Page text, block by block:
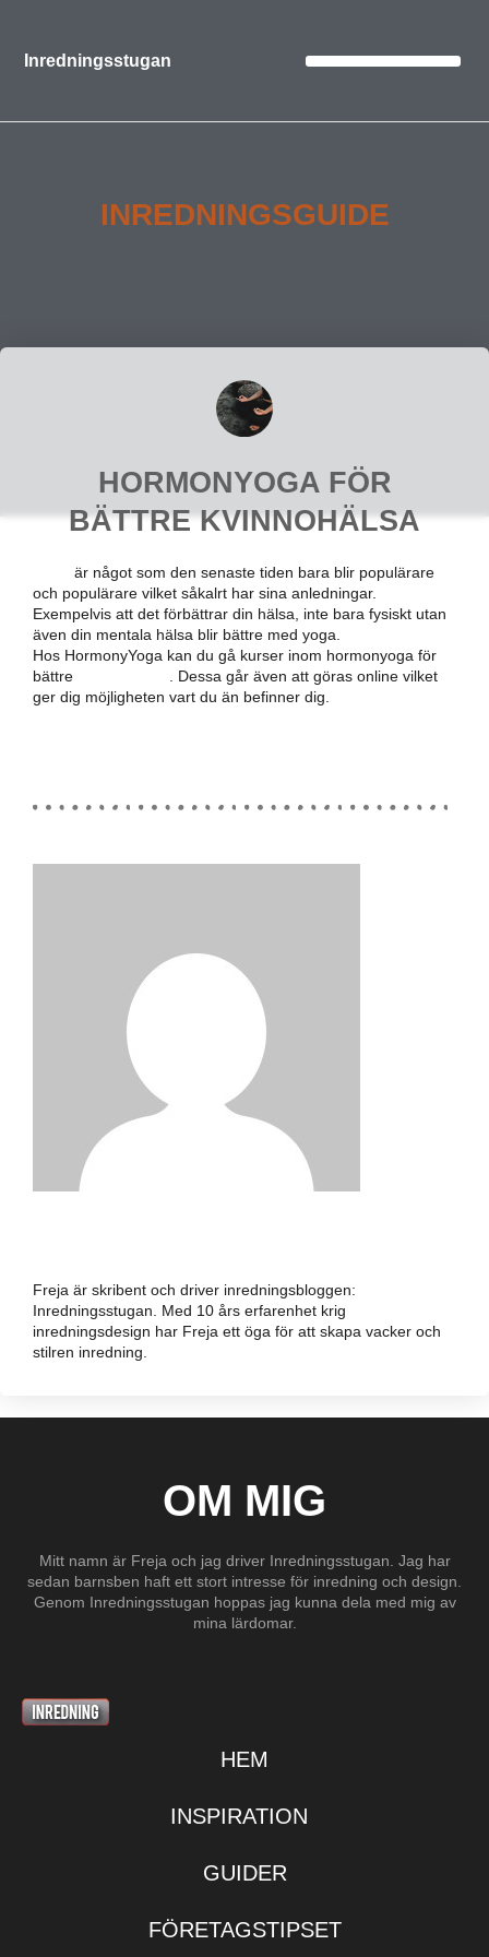
Inredningsstugan
INREDNINGSGUIDE
HORMONYOGA FÖR
BÄTTRE KVINNOHÄLSA
är något som den senaste tiden bara blir populärare
och populärare vilket såkalrt har sina anledningar.
Exempelvis att det förbättrar din hälsa, inte bara fysiskt utan
även din mentala hälsa blir bättre med yoga.
Hos HormonyYoga kan du gå kurser inom hormonyoga för
bättre
. Dessa går även att göras online vilket
ger dig möjligheten vart du än befinner dig.
Freja är skribent och driver inredningsbloggen:
Inredningsstugan. Med 10 års erfarenhet krig
inredningsdesign har Freja ett öga för att skapa vacker och
stilren inredning.
OM MIG
Mitt namn är Freja och jag driver Inredningsstugan. Jag har
sedan barnsben haft ett stort intresse för inredning och design.
Genom Inredningsstugan hoppas jag kunna dela med mig av
mina lärdomar.
HEM
INSPIRATION
GUIDER
FÖRETAGSTIPSET